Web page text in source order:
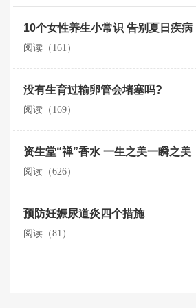
10个女性养生小常识 告别夏日疾病
阅读（161）
没有生育过输卵管会堵塞吗?
阅读（169）
资生堂“禅”香水 一生之美一瞬之美
阅读（626）
预防妊娠尿道炎四个措施
阅读（81）